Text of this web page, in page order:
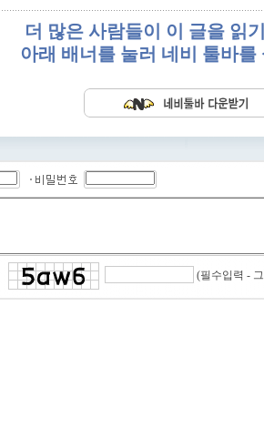
더 많은 사람들이 이 글을 읽
아래 배너를 눌러 네비 툴바를
(필수입력 -